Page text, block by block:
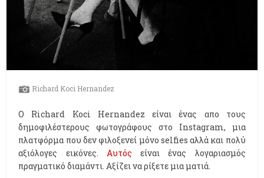
Richard Koci Hernandez
Ο Richard Koci Hernandez είναι ένας απο τους
δημοφιλέστερους φωτογράφους στο Instagram, μια
πλατφόρμα που δεν φιλοξενεί μόνο selfies αλλά και πολύ
αξιόλογες εικόνες. Αυτός είναι ένας λογαριασμός
πραγματικό διαμάντι. Αξίζει να ρίξετε μια ματιά.